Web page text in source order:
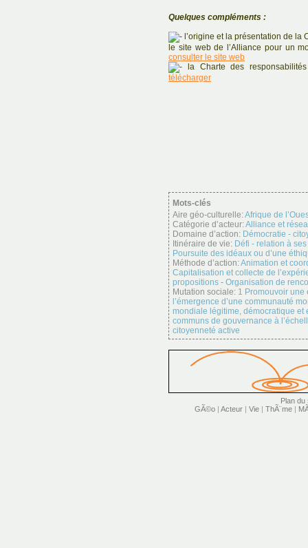
Quelques compléments :
l’origine et la présentation de
le site web de l’Alliance pour un
consulter le site web
la Charte des
télécharger
Mots-clés
Aire géo-culturelle:Afrique de
Catégorie d’acteur:Alliance et
Domaine d’action: Démocratie -
Itinéraire de vie: Défi - relation à
Poursuite des idéaux ou d’une
Méthode d’action:Animation et
Capitalisation et collecte de
propositions - Organisation de
Mutation sociale: 1 Promouvoir une
l’émergence d’une communauté
mondiale légitime, démocratique et
communs de gouvernance à
citoyenneté active
Plan du
GÃ©o | Acteur | Vie | ThÃ¨me |